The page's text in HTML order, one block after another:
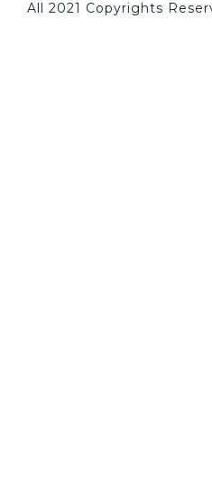
All 2021 Copyrights